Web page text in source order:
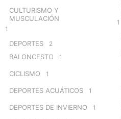
CULTURISMO Y
MUSCULACIÓN
1
DEPORTES 2
BALONCESTO 1
CICLISMO 1
DEPORTES ACUÁTICOS 1
DEPORTES DE INVIERNO 1
1